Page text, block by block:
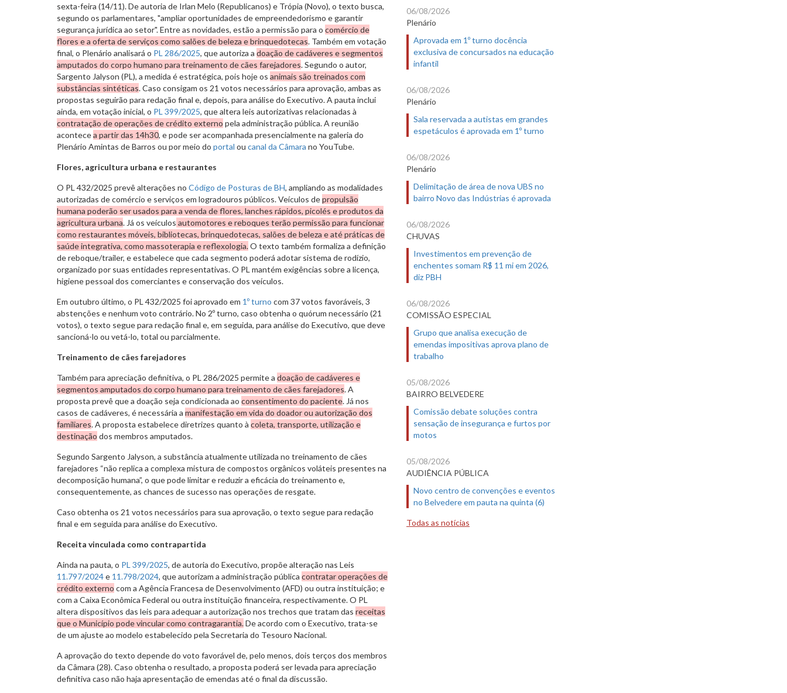
sexta-feira (14/11). De autoria de Irlan Melo (Republicanos) e Trópia (Novo), o texto busca,
segundo os parlamentares, "ampliar oportunidades de empreendedorismo e garantir
segurança jurídica ao setor". Entre as novidades, estão a permissão para o comércio de
flores e a oferta de serviços como salões de beleza e brinquedotecas. Também em votação
final, o Plenário analisará o PL 286/2025, que autoriza a doação de cadáveres e segmentos
amputados do corpo humano para treinamento de cães farejadores. Segundo o autor,
Sargento Jalyson (PL), a medida é estratégica, pois hoje os animais são treinados com
substâncias sintéticas. Caso consigam os 21 votos necessários para aprovação, ambas as
propostas seguirão para redação final e, depois, para análise do Executivo. A pauta inclui
ainda, em votação inicial, o PL 399/2025, que altera leis autorizativas relacionadas à
contratação de operações de crédito externo pela administração pública. A reunião
acontecea partir das 14h30, e pode ser acompanhada presencialmente na galeria do
Plenário Amintas de Barros ou por meio do portal ou canal da Câmara no YouTube.
Flores, agricultura urbana e restaurantes
O PL 432/2025 prevê alterações no Código de Posturas de BH, ampliando as modalidades
autorizadas de comércio e serviços em logradouros públicos. Veículos depropulsão
humana poderão ser usados para a venda de flores, lanches rápidos, picolés e produtos da
agricultura urbana. Já os veículos automotores e reboques terão permissão para funcionar
como restaurantes móveis, bibliotecas, brinquedotecas, salões de beleza e até práticas de
saúde integrativa, como massoterapia e reflexologia.O texto também formaliza a definição
de reboque/trailer, e estabelece que cada segmento poderá adotar sistema de rodízio,
organizado por suas entidades representativas. O PL mantém exigências sobre a licença,
higiene pessoal dos comerciantes e conservação dos veículos.
Em outubro último, o PL 432/2025 foi aprovado em 1º turno com 37 votos favoráveis, 3
abstenções e nenhum voto contrário. No 2º turno, caso obtenha o quórum necessário (21
votos), o texto segue para redação final e, em seguida, para análise do Executivo, que deve
sancioná-lo ou vetá-lo, total ou parcialmente.
Treinamento de cães farejadores
Também para apreciação definitiva, o PL 286/2025 permite a doação de cadáveres e
segmentos amputados do corpo humano para treinamento de cães farejadores. A
proposta prevê que a doação seja condicionada ao consentimento do paciente. Já nos
casos de cadáveres, é necessária a manifestação em vida do doador ou autorização dos
familiares. A proposta estabelece diretrizes quanto à coleta, transporte, utilização e
destinação dos membros amputados.
Segundo Sargento Jalyson, a substância atualmente utilizada no treinamento de cães
farejadores “não replica a complexa mistura de compostos orgânicos voláteis presentes na
decomposição humana”, o que pode limitar e reduzir a eficácia do treinamento e,
consequentemente, as chances de sucesso nas operações de resgate.
Caso obtenha os 21 votos necessários para sua aprovação, o texto segue para redação
final e em seguida para análise do Executivo.
Receita vinculada como contrapartida
Ainda na pauta, o PL 399/2025, de autoria do Executivo, propõe alteração nas Leis
11.797/2024e 11.798/2024, que autorizam a administração pública contratar operações de
crédito externo com a Agência Francesa de Desenvolvimento (AFD) ou outra instituição; e
com a Caixa Econômica Federal ou outra instituição financeira, respectivamente. O PL
altera dispositivos das leis para adequar a autorização nos trechos que tratam das receitas
que o Município pode vincular como contragarantia.De acordo com o Executivo, trata-se
de um ajuste ao modelo estabelecido pela Secretaria do Tesouro Nacional.
A aprovação do texto depende do voto favorável de, pelo menos, dois terços dos membros
da Câmara (28). Caso obtenha o resultado, a proposta poderá ser levada para apreciação
definitiva caso não haja apresentação de emendas até o final da discussão.
06/08/2026
Plenário
Aprovada em 1º turno docência
exclusiva de concursados na educação
infantil
06/08/2026
Plenário
Sala reservada a autistas em grandes
espetáculos é aprovada em 1º turno
06/08/2026
Plenário
Delimitação de área de nova UBS no
bairro Novo das Indústrias é aprovada
06/08/2026
CHUVAS
Investimentos em prevenção de
enchentes somam R$ 11 mi em 2026,
diz PBH
06/08/2026
COMISSÃO ESPECIAL
Grupo que analisa execução de
emendas impositivas aprova plano de
trabalho
05/08/2026
BAIRRO BELVEDERE
Comissão debate soluções contra
sensação de insegurança e furtos por
motos
05/08/2026
AUDIÊNCIA PÚBLICA
Novo centro de convenções e eventos
no Belvedere em pauta na quinta (6)
Todas as notícias